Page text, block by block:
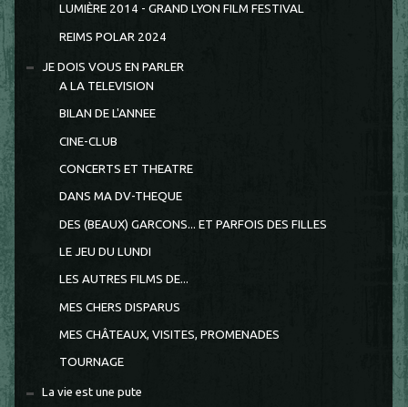
LUMIÈRE 2014 - GRAND LYON FILM FESTIVAL
REIMS POLAR 2024
JE DOIS VOUS EN PARLER
A LA TELEVISION
BILAN DE L'ANNEE
CINE-CLUB
CONCERTS ET THEATRE
DANS MA DV-THEQUE
DES (BEAUX) GARCONS... ET PARFOIS DES FILLES
LE JEU DU LUNDI
LES AUTRES FILMS DE...
MES CHERS DISPARUS
MES CHÂTEAUX, VISITES, PROMENADES
TOURNAGE
La vie est une pute